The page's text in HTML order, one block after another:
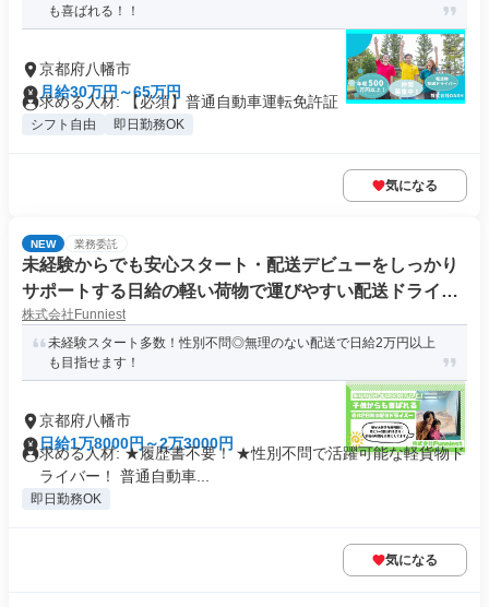
も喜ばれる！！
京都府八幡市
月給30万円～65万円
求める人材: 【必須】普通自動車運転免許証
シフト自由 即日勤務OK
気になる
NEW 業務委託
未経験からでも安心スタート・配送デビューをしっかり
サポートする日給の軽い荷物で運びやすい配送ドライバ
ー
株式会社Funniest
未経験スタート多数！性別不問◎無理のない配送で日給2万円以上
も目指せます！
京都府八幡市
日給1万8000円～2万3000円
求める人材: ★履歴書不要！ ★性別不問で活躍可能な軽貨物ド
ライバー！ 普通自動車...
即日勤務OK
気になる